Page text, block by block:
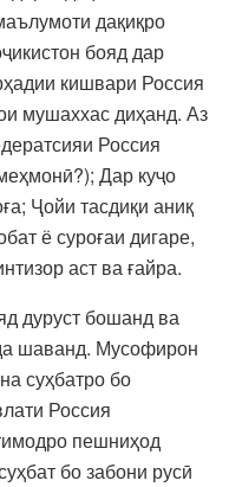
дақиқро
бояд дар
кишвари Россия
мушаххас диҳанд. Аз
Россия
Дар куҷо
Ҷойи тасдиқи аниқ
ё суроғаи дигаре,
аст ва ғайра.
дуруст бошанд ва
шаванд. Мусофирон
суҳбатро бо
Россия
пешниҳод
бо забони русӣ